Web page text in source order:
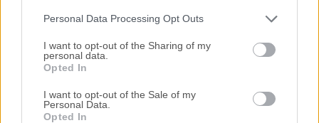
Personal Data Processing Opt Outs
I want to opt-out of the Sharing of my
personal data.
Opted In
I want to opt-out of the Sale of my
Personal Data.
Opted In